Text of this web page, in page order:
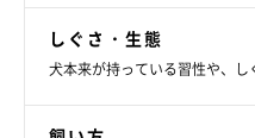
しぐさ・生態
犬本来が持っている習性や、